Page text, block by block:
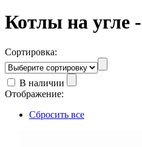
Котлы на угле
Сортировка:
В наличии
Отображение:
Сбросить все